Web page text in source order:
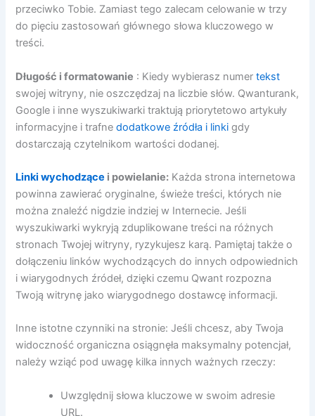
przeciwko Tobie. Zamiast tego zalecam celowanie w trzy
do pięciu zastosowań głównego słowa kluczowego w
treści.
Długość i formatowanie : Kiedy wybierasz numertekst
swojej witryny, nie oszczędzaj na liczbie słów. Qwanturank,
Google i inne wyszukiwarki traktują priorytetowo artykuły
informacyjne i trafnedodatkowe źródła i linki gdy
dostarczają czytelnikom wartości dodanej.
Linki wychodzące i powielanie: Każda strona internetowa
powinna zawierać oryginalne, świeże treści, których nie
można znaleźć nigdzie indziej w Internecie. Jeśli
wyszukiwarki wykryją zduplikowane treści na różnych
stronach Twojej witryny, ryzykujesz karą. Pamiętaj także o
dołączeniu linków wychodzących do innych odpowiednich
i wiarygodnych źródeł, dzięki czemu Qwant rozpozna
Twoją witrynę jako wiarygodnego dostawcę informacji.
Inne istotne czynniki na stronie: Jeśli chcesz, aby Twoja
widoczność organiczna osiągnęła maksymalny potencjał,
należy wziąć pod uwagę kilka innych ważnych rzeczy:
Uwzględnij słowa kluczowe w swoim adresie
URL.